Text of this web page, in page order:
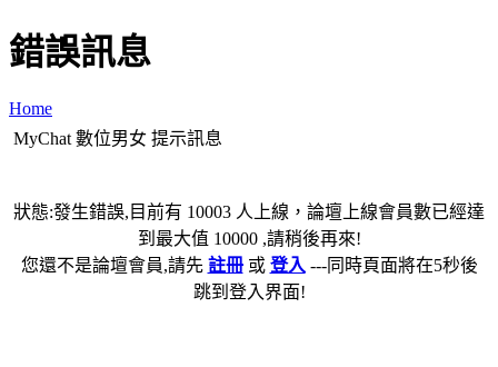
錯誤訊息
Home
MyChat 數位男女 提示訊息
狀態:發生錯誤,目前有 10003 人上線，論壇上線會員數已經達
到最大值 10000 ,請稍後再來!
您還不是論壇會員,請先 註冊或 登入 ---同時頁面將在5秒後
跳到登入界面!